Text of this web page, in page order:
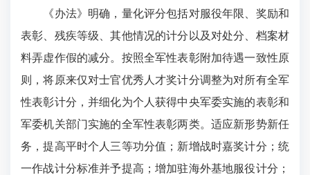
《办法》明确，量化评分包括对服役年限、奖励和
表彰、残疾等级、其他情况的计分以及对处分、档案材
料弄虚作假的减分。按照全军性表彰附加待遇一致性原
则，将原来仅对士官优秀人才奖计分调整为对所有全军
性表彰计分，并细化为个人获得中央军委实施的表彰和
军委机关部门实施的全军性表彰两类。适应新形势新任
务，提高平时个人三等功分值；新增战时嘉奖计分；统
一作战计分标准并予提高；增加驻海外基地服役计分；